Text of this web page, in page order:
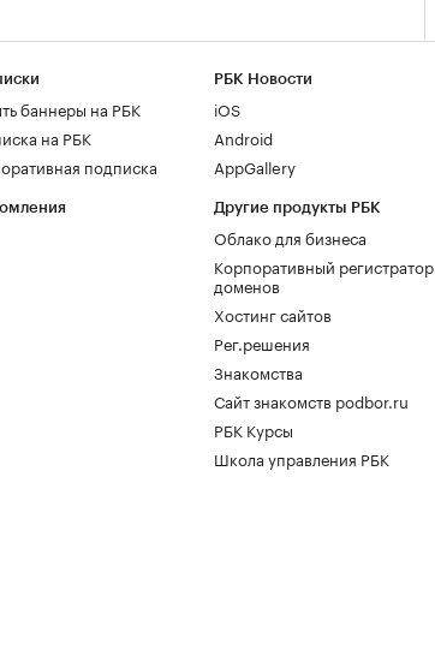
баннеры на РБК
на РБК
подписка
РБК Новости
iOS
Android
AppGallery
Другие продукты РБК
Облако для бизнеса
Корпоративный регистратор
доменов
Хостинг сайтов
Рег.решения
Знакомства
Сайт знакомств podbor.ru
РБК Курсы
Школа управления РБК